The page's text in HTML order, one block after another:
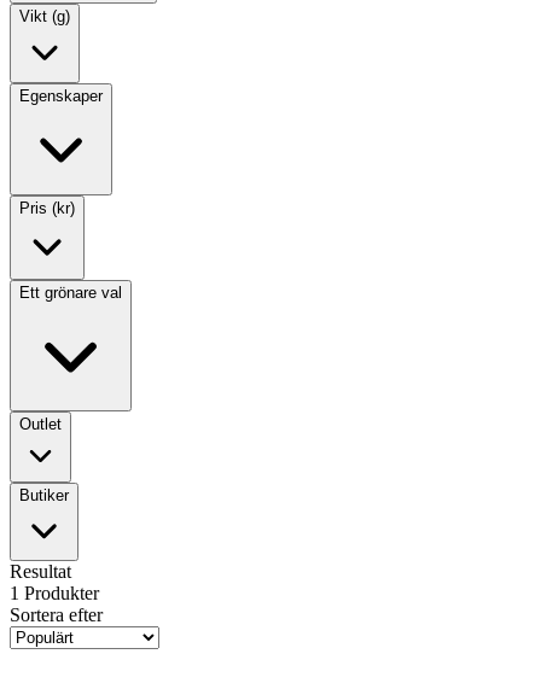
Vikt (g)
Egenskaper
Pris (kr)
Ett grönare val
Outlet
Butiker
Resultat
1 Produkter
Sortera efter